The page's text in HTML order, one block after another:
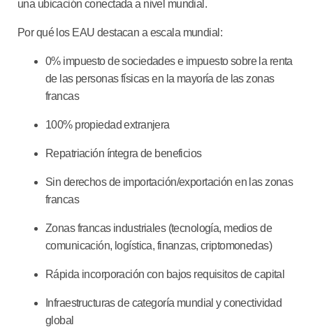
una ubicación conectada a nivel mundial.
Por qué los EAU destacan a escala mundial:
0% impuesto de sociedades e impuesto sobre la renta
de las personas físicasen la mayoría de las zonas
francas
100% propiedad extranjera
Repatriación íntegra de beneficios
Sin derechos de importación/exportación en las zonas
francas
Zonas francas industriales (tecnología, medios de
comunicación, logística, finanzas, criptomonedas)
Rápida incorporación con bajos requisitos de capital
Infraestructuras de categoría mundial y conectividad
global